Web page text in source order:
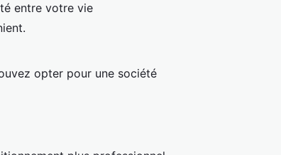
entre votre vie
opter pour une société